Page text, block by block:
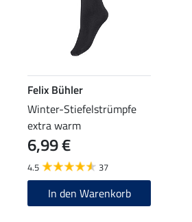
Felix Bühler
Winter-Stiefelstrümpfe
extra warm
6,99 €
4.5 37
In den Warenkorb